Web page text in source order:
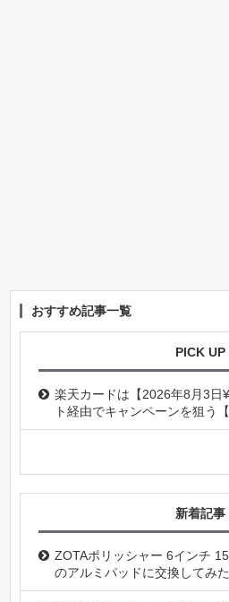
おすすめ記事一覧
PICK UP
楽天カードは【2026年8月3日
ト経由でキャンペーンを狙う【
新着記事
ZOTAポリッシャー 6インチ
のアルミパッドに交換してみた